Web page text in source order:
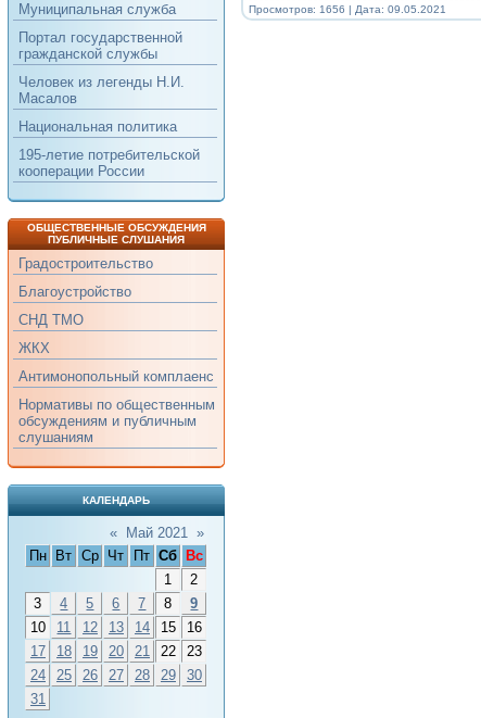
Муниципальная служба
Портал государственной
гражданской службы
Человек из легенды Н.И.
Масалов
Национальная политика
195-летие потребительской
кооперации России
ОБЩЕСТВЕННЫЕ ОБСУЖДЕНИЯ
ПУБЛИЧНЫЕ СЛУШАНИЯ
Градостроительство
Благоустройство
СНД ТМО
ЖКХ
Антимонопольный комплаенс
Нормативы по общественным
обсуждениям и публичным
слушаниям
КАЛЕНДАРЬ
« Май 2021 »
Пн
Вт Ср Чт Пт Сб
Вс
1
2
3
4 5 6 7 8
9
10
11 12 13 14 15
16
17
18 19 20 21 22
23
24
25 26 27 28 29
30
31
Просмотров: 1656 | Дата: 09.05.2021